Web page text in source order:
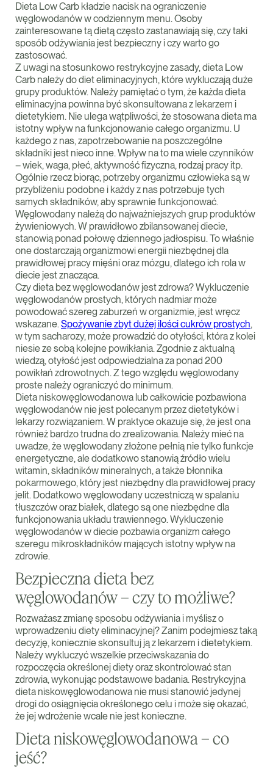
Dieta Low Carb kładzie nacisk na ograniczenie
węglowodanów w codziennym menu. Osoby
zainteresowane tą dietą często zastanawiają się, czy taki
sposób odżywiania jest bezpieczny i czy warto go
zastosować.
Z uwagi na stosunkowo restrykcyjne zasady, dieta Low
Carb należy do diet eliminacyjnych, które wykluczają duże
grupy produktów. Należy pamiętać o tym, że każda dieta
eliminacyjna powinna być skonsultowana z lekarzem i
dietetykiem. Nie ulega wątpliwości, że stosowana dieta ma
istotny wpływ na funkcjonowanie całego organizmu. U
każdego z nas, zapotrzebowanie na poszczególne
składniki jest nieco inne. Wpływ na to ma wiele czynników
– wiek, waga, płeć, aktywność fizyczna, rodzaj pracy itp.
Ogólnie rzecz biorąc, potrzeby organizmu człowieka są w
przybliżeniu podobne i każdy z nas potrzebuje tych
samych składników, aby sprawnie funkcjonować.
Węglowodany należą do najważniejszych grup produktów
żywieniowych. W prawidłowo zbilansowanej diecie,
stanowią ponad połowę dziennego jadłospisu. To właśnie
one dostarczają organizmowi energii niezbędnej dla
prawidłowej pracy mięśni oraz mózgu, dlatego ich rola w
diecie jest znacząca.
Czy dieta bez węglowodanów jest zdrowa? Wykluczenie
węglowodanów prostych, których nadmiar może
powodować szereg zaburzeń w organizmie, jest wręcz
wskazane.Spożywanie zbyt dużej ilości cukrów prostych,
w tym sacharozy, może prowadzić do otyłości, która z kolei
niesie ze sobą kolejne powikłania. Zgodnie z aktualną
wiedzą, otyłość jest odpowiedzialna za ponad 200
powikłań zdrowotnych. Z tego względu węglowodany
proste należy ograniczyć do minimum.
Dieta niskowęglowodanowa lub całkowicie pozbawiona
węglowodanów nie jest polecanym przez dietetyków i
lekarzy rozwiązaniem. W praktyce okazuje się, że jest ona
również bardzo trudna do zrealizowania. Należy mieć na
uwadze, że węglowodany złożone pełnią nie tylko funkcje
energetyczne, ale dodatkowo stanowią źródło wielu
witamin, składników mineralnych, a także błonnika
pokarmowego, który jest niezbędny dla prawidłowej pracy
jelit. Dodatkowo węglowodany uczestniczą w spalaniu
tłuszczów oraz białek, dlatego są one niezbędne dla
funkcjonowania układu trawiennego. Wykluczenie
węglowodanów w diecie pozbawia organizm całego
szeregu mikroskładników mających istotny wpływ na
zdrowie.
Bezpieczna dieta bez
węglowodanów – czy to możliwe?
Rozważasz zmianę sposobu odżywiania i myślisz o
wprowadzeniu diety eliminacyjnej? Zanim podejmiesz taką
decyzję, koniecznie skonsultuj ją z lekarzem i dietetykiem.
Należy wykluczyć wszelkie przeciwskazania do
rozpoczęcia określonej diety oraz skontrolować stan
zdrowia, wykonując podstawowe badania. Restrykcyjna
dieta niskowęglowodanowa nie musi stanowić jedynej
drogi do osiągnięcia określonego celu i może się okazać,
że jej wdrożenie wcale nie jest konieczne.
Dieta niskowęglowodanowa – co
jeść?